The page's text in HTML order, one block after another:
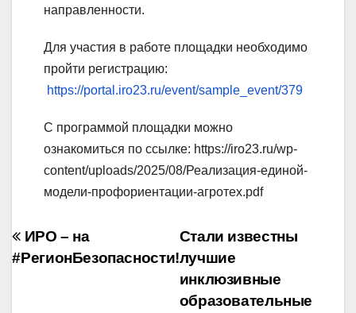
направленности.
Для участия в работе площадки необходимо
пройти регистрацию:
https://portal.iro23.ru/event/sample_event/379
С программой площадки можно
ознакомиться по ссылке: https://iro23.ru/wp-
content/uploads/2025/08/Реализация-единой-
модели-профориентации-агротех.pdf
Навигация
по
Стали известны
лучшие
инклюзивные
образовательные
ИРО – на
#РегионБезопасности!